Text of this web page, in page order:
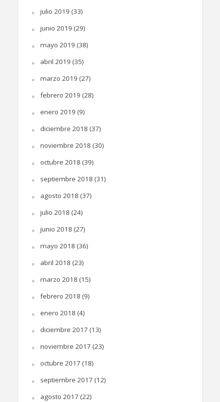
julio 2019 (33)
junio 2019 (29)
mayo 2019 (38)
abril 2019 (35)
marzo 2019 (27)
febrero 2019 (28)
enero 2019 (9)
diciembre 2018 (37)
noviembre 2018 (30)
octubre 2018 (39)
septiembre 2018 (31)
agosto 2018 (37)
julio 2018 (24)
junio 2018 (27)
mayo 2018 (36)
abril 2018 (23)
marzo 2018 (15)
febrero 2018 (9)
enero 2018 (4)
diciembre 2017 (13)
noviembre 2017 (23)
octubre 2017 (18)
septiembre 2017 (12)
agosto 2017 (22)